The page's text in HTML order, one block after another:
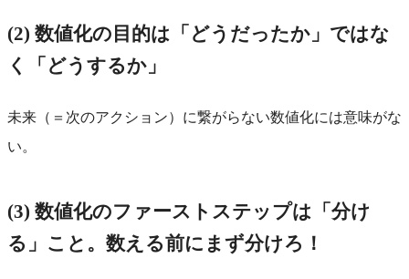
(2) 数値化の目的は「どうだったか」ではな
く「どうするか」
未来（＝次のアクション）に繋がらない数値化には意味がな
い。
(3) 数値化のファーストステップは「分け
る」こと。数える前にまず分けろ！